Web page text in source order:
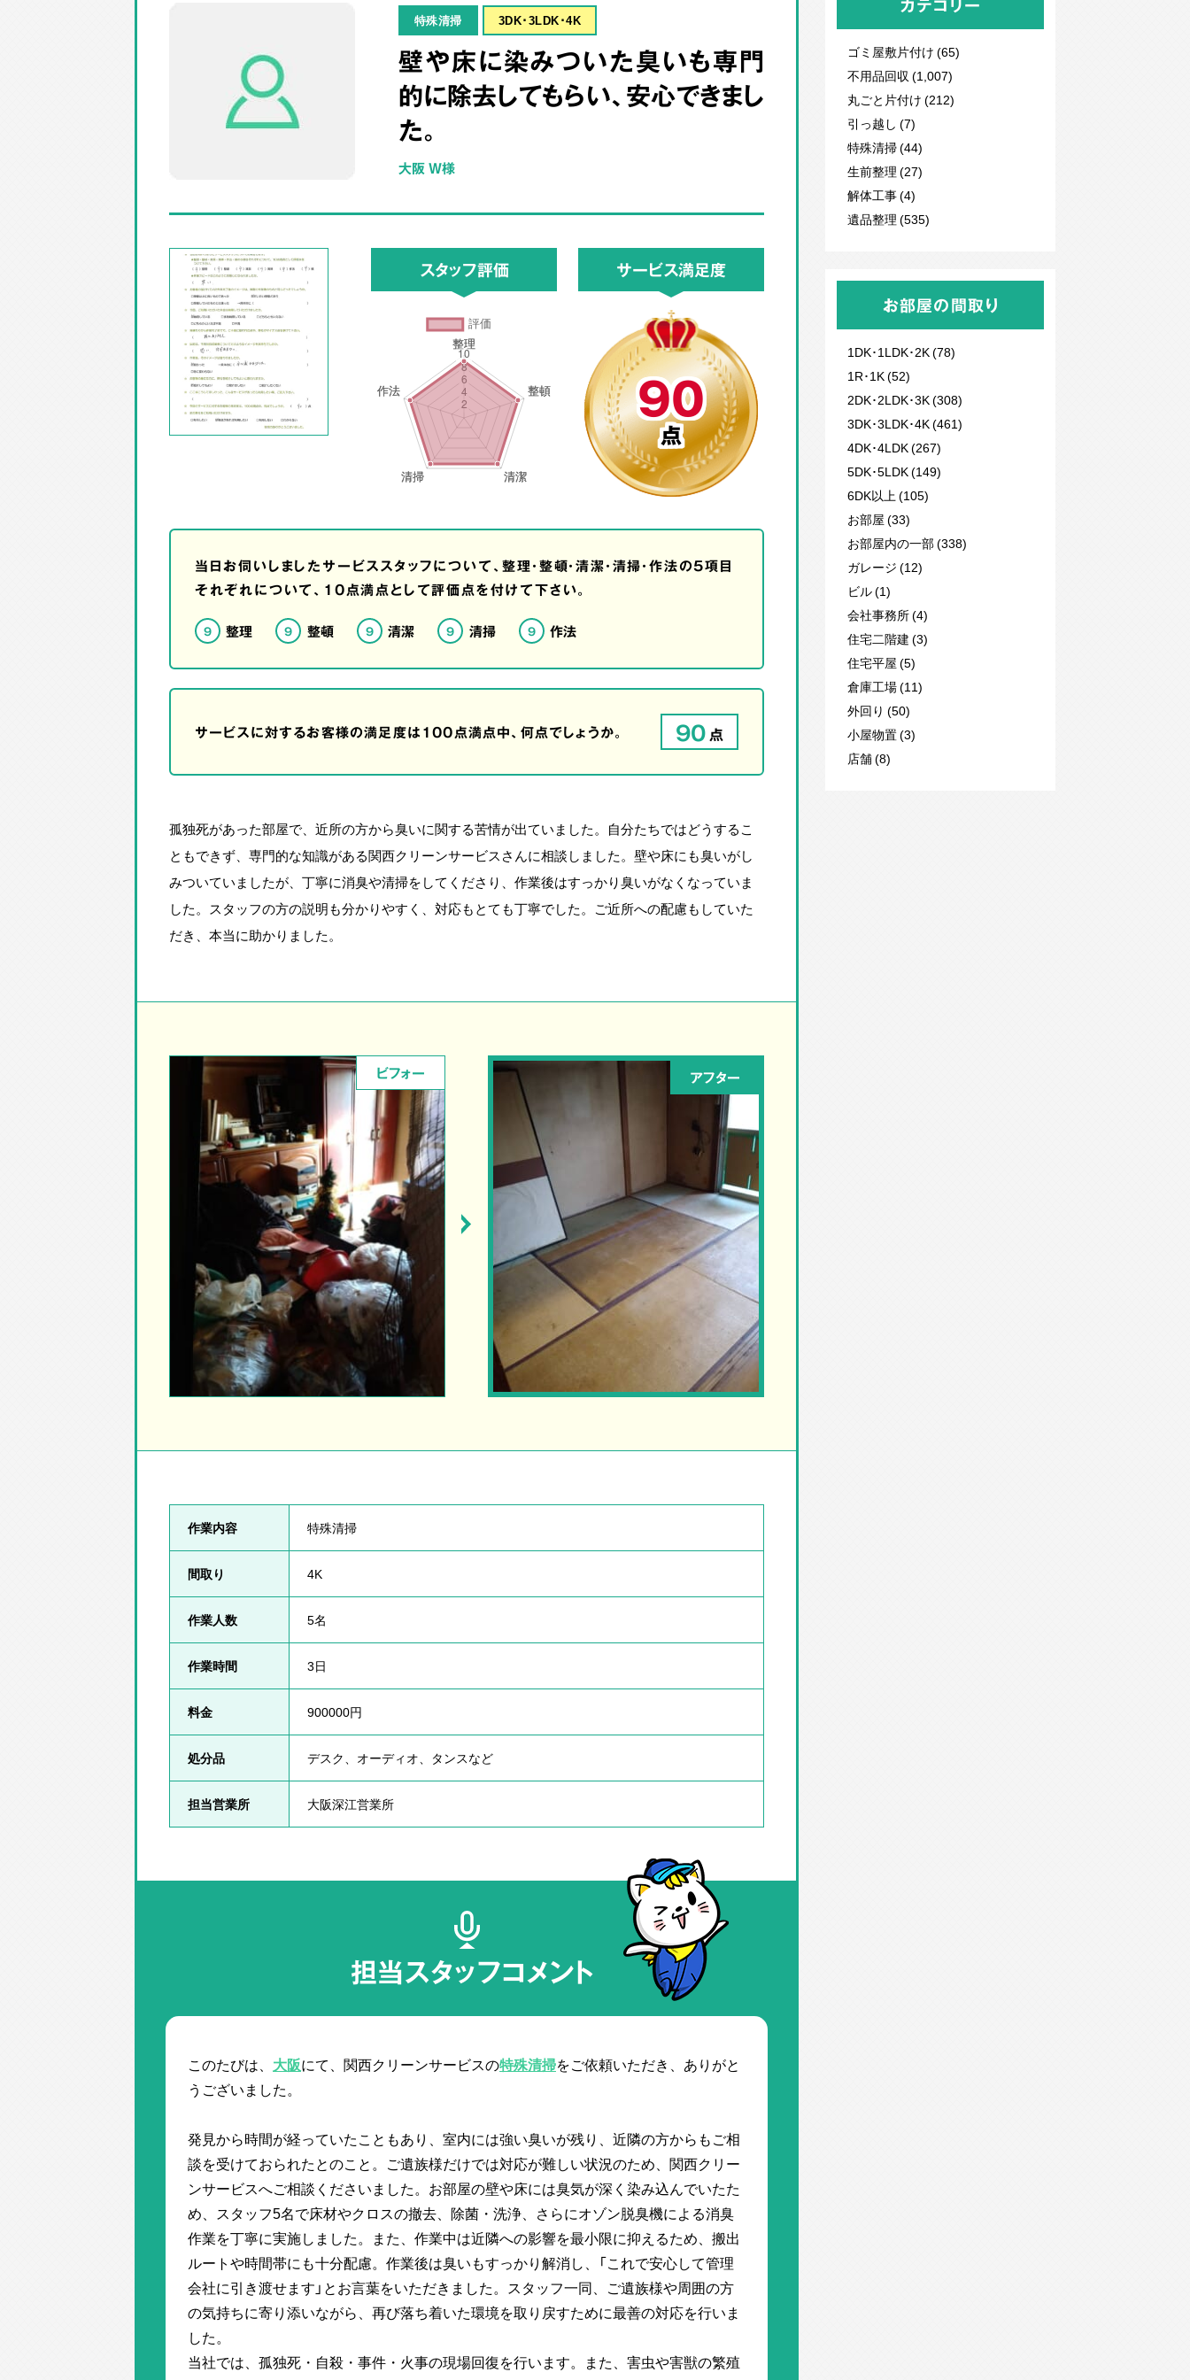
特殊清掃 3DK･3LDK･4K
壁や床に染みついた臭いも専門
的に除去してもらい、安心できまし
た。
大阪 W様
スタッフ評価 サービス満足度
90
点
当日お伺いしましたサービススタッフについて、整理・整頓・清潔・清掃・作法の5項目
それぞれについて、10点満点として評価点を付けて下さい。
9 整理 9 整頓 9 清潔 9 清掃 9 作法
サービスに対するお客様の満足度は100点満点中、何点でしょうか。 90点
孤独死があった部屋で、近所の方から臭いに関する苦情が出ていました。自分たちではどうするこ
ともできず、専門的な知識がある関西クリーンサービスさんに相談しました。壁や床にも臭いがし
みついていましたが、丁寧に消臭や清掃をしてくださり、作業後はすっかり臭いがなくなっていま
した。スタッフの方の説明も分かりやすく、対応もとても丁寧でした。ご近所への配慮もしていた
だき、本当に助かりました。
ビフォー アフター
作業内容 特殊清掃
間取り 4K
作業人数 5名
作業時間 3日
料金 900000円
処分品 デスク、オーディオ、タンスなど
担当営業所 大阪深江営業所
担当スタッフコメント
このたびは、 大阪にて、関西クリーンサービスの特殊清掃をご依頼いただき、ありがと
うございました。
発見から時間が経っていたこともあり、室内には強い臭いが残り、近隣の方からもご相
談を受けておられたとのこと。ご遺族様だけでは対応が難しい状況のため、関西クリー
ンサービスへご相談くださいました。お部屋の壁や床には臭気が深く染み込んでいたた
め、スタッフ5名で床材やクロスの撤去、除菌・洗浄、さらにオゾン脱臭機による消臭
作業を丁寧に実施しました。また、作業中は近隣への影響を最小限に抑えるため、搬出
ルートや時間帯にも十分配慮。作業後は臭いもすっかり解消し、「これで安心して管理
会社に引き渡せます」とお言葉をいただきました。スタッフ一同、ご遺族様や周囲の方
の気持ちに寄り添いながら、再び落ち着いた環境を取り戻すために最善の対応を行いま
した。
当社では、孤独死・自殺・事件・火事の現場回復を行います。また、害虫や害獣の繁殖
カテゴリー
ゴミ屋敷片付け (65)
不用品回収 (1,007)
丸ごと片付け (212)
引っ越し (7)
特殊清掃 (44)
生前整理 (27)
解体工事 (4)
遺品整理 (535)
お部屋の間取り
1DK･1LDK･2K (78)
1R･1K (52)
2DK･2LDK･3K (308)
3DK･3LDK･4K (461)
4DK･4LDK (267)
5DK･5LDK (149)
6DK以上 (105)
お部屋 (33)
お部屋内の一部 (338)
ガレージ (12)
ビル (1)
会社事務所 (4)
住宅二階建 (3)
住宅平屋 (5)
倉庫工場 (11)
外回り (50)
小屋物置 (3)
店舗 (8)